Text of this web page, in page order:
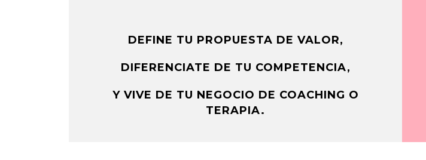
DEFINE TU PROPUESTA DE VALOR,
DIFERENCIATE DE TU COMPETENCIA,
Y VIVE DE TU NEGOCIO DE COACHING O
TERAPIA.